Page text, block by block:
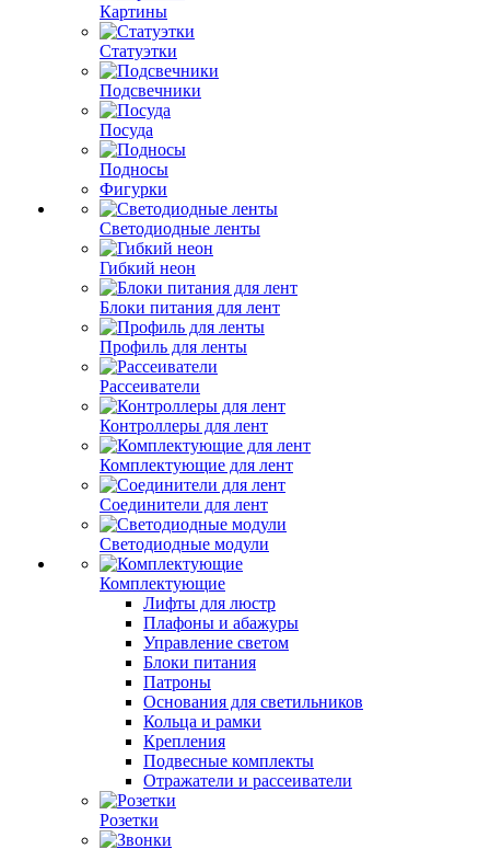
Картины
Статуэтки
Подсвечники
Посуда
Подносы
Фигурки
Светодиодные ленты
Гибкий неон
Блоки питания для лент
Профиль для ленты
Рассеиватели
Контроллеры для лент
Комплектующие для лент
Соединители для лент
Светодиодные модули
Комплектующие
Лифты для люстр
Плафоны и абажуры
Управление светом
Блоки питания
Патроны
Основания для светильников
Кольца и рамки
Крепления
Подвесные комплекты
Отражатели и рассеиватели
Розетки